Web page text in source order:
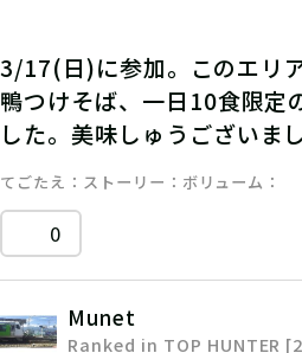
3/17(日)に参加。このエリ
鴨つけそば、一日10食限定
した。美味しゅうございま
てごたえ ストーリー ボリューム
0
Munet
Ranked in TOP HUNTER